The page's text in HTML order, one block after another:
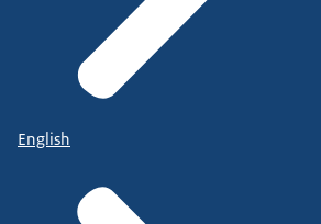
English